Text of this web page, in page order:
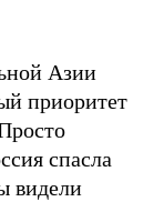
Азии
приоритет
спасла
видели